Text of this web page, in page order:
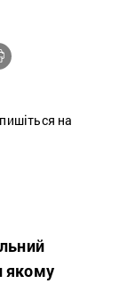
на
якому